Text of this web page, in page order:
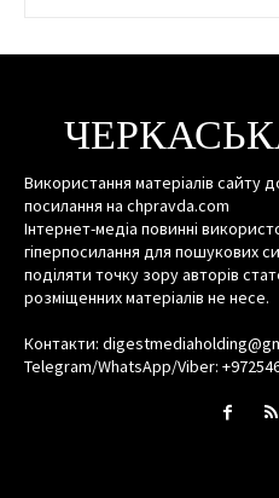
Використання матеріалів сайту
посилання на chpravda.com
Інтернет-медіа повинні
гіперпосилання для пошукових
поділяти точку зору авторів
розміщенних матеріалів не несе.
Контакти:
Telegram/WhatsApp/Viber: